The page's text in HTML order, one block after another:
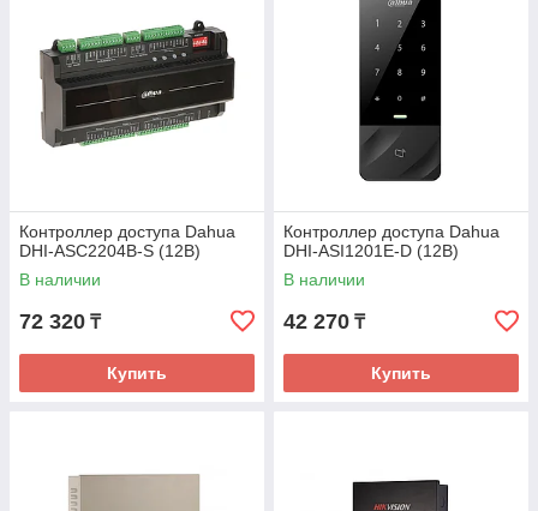
Контроллер доступа Dahua
DHI-ASC2204B-S (12В)
В наличии
72 320 ₸
Купить
Контроллер доступа Dahua
DHI-ASI1201E-D (12В)
В наличии
42 270 ₸
Купить